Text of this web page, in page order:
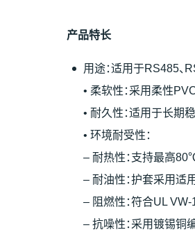
产品特长
用途：适用于RS485
• 柔软性：采用柔性
• 耐久性：适用于长期
• 环境耐受性：
– 耐热性：支持最高
– 耐油性：护套采用适
– 阻燃性：符合UL
– 抗噪性：采用镀锡铜